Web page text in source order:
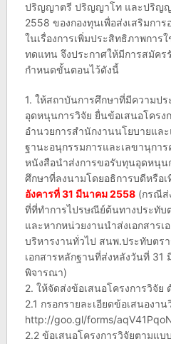
ปริญญาตรี ปริญญาโท และปริญญ
2558 ของกองทุนเพื่อส่งเสริมกา
ในเรื่องการเพิ่มประสิทธิภาพการ
ทดแทน จึงประกาศให้มีการสมัค
กำหนดขั้นตอนไว้ดังนี้
1. ให้สถาบันการศึกษาที่มีความป
อุดหนุนการวิจัย ยื่นข้อเสนอโครง
อำนวยการสำนักงานนโยบายแล
ฐานะอนุกรรมการและเลขานุกา
หนังสือนำส่งการขอรับทุนอุดหนุน
ศึกษาที่ลงนามโดยอธิการบดีหรือเ
อังคารที่ 31 มีนาคม 2558 (กรณีส่
ที่ที่ทำการไปรษณีย์ต้นทางประทับ
และหากหน่วยงานนำส่งเอกสาร
บริหารงานทั่วไป สนพ.ประทับตร
เอกสารหลักฐานที่ส่งหลังวันที่ 31
พิจารณา)
2. ให้จัดส่งข้อเสนอโครงการวิจัย
2.1 กรอกรายละเอียดข้อเสนองาน
http://goo.gl/forms/
2.2 ข้อเสนอโครงการวิจัยตามแ